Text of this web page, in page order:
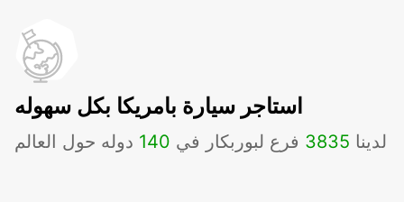
استاجر سيارة بامريكا بكل سهوله
لدينا 3835 فرع لبوربكار في 140 دوله حول العالم